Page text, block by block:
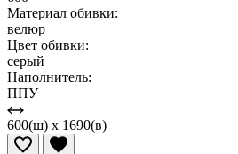
Материал обивки:
велюр
Цвет обивки:
серый
Наполнитель:
ППУ
600(ш) x 1690(в)